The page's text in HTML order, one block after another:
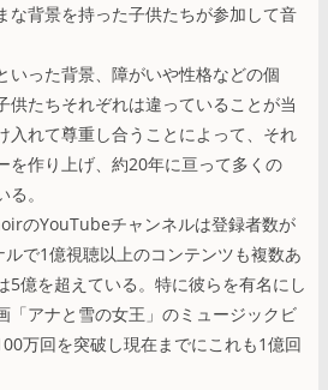
な背景を持った子供たちが参加して音
いった背景、障がいや性格などの個
供たちそれぞれは違っていることが当
入れて尊重し合うことによって、それ
を作り上げ、約20年に亘って多くの
。
のYouTubeチャンネルは登録者数が
で1億視聴以上のコンテンツも複数あ
5億を超えている。特に彼らを有名にし
「アナと雪の女王」のミュージックビ
万回を突破し現在までにこれも1億回